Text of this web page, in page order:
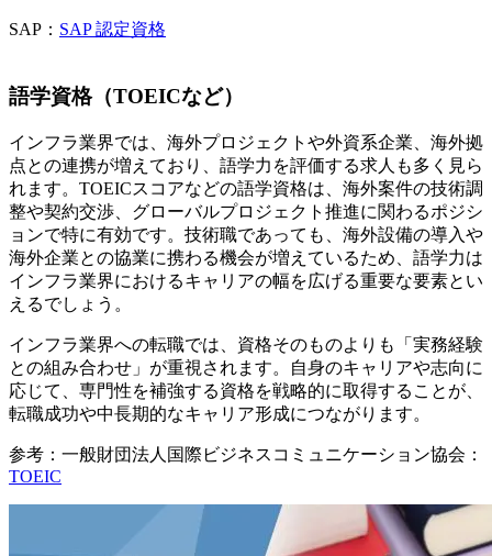
SAP： SAP 認定資格
語学資格（TOEICなど）
インフラ業界では、海外プロジェクトや外資系企業、海外拠
点との連携が増えており、語学力を評価する求人も多く見ら
れます。TOEICスコアなどの語学資格は、海外案件の技術調
整や契約交渉、グローバルプロジェクト推進に関わるポジシ
ョンで特に有効です。技術職であっても、海外設備の導入や
海外企業との協業に携わる機会が増えているため、語学力は
インフラ業界におけるキャリアの幅を広げる重要な要素とい
えるでしょう。
インフラ業界への転職では、資格そのものよりも「実務経験
との組み合わせ」が重視されます。自身のキャリアや志向に
応じて、専門性を補強する資格を戦略的に取得することが、
転職成功や中長期的なキャリア形成につながります。
参考：一般財団法人国際ビジネスコミュニケーション協会：
TOEIC